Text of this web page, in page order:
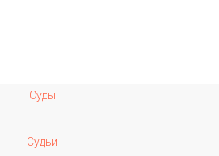
Суды
Судьи